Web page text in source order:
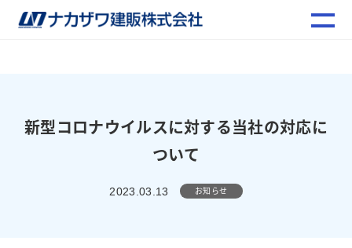
新型コロナウイルスに対する当社の対応に
ついて
2023.03.13 お知らせ